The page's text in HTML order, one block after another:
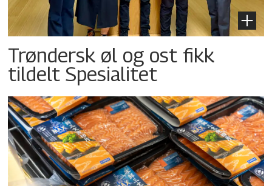
Trøndersk øl og ost fikk
tildelt Spesialitet